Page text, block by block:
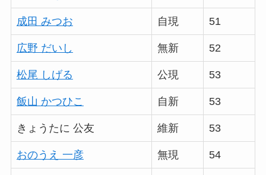
成田 みつお 自現 51
広野 だいし 無新 52
松尾 しげる 公現 53
飯山 かつひこ 自新 53
きょうたに 公友 維新 53
おのうえ 一彦 無現 54